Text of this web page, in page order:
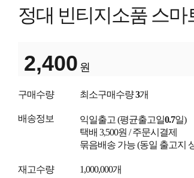
정대 빈티지소품 스마
2,400 원
구매수량 최소구매수량3개
배송정보 익일출고 (평균출고일0.7일)
택배 3,500원 / 주문시결제
묶음배송 가능 (동일 출고지
재고수량 1,000,000개